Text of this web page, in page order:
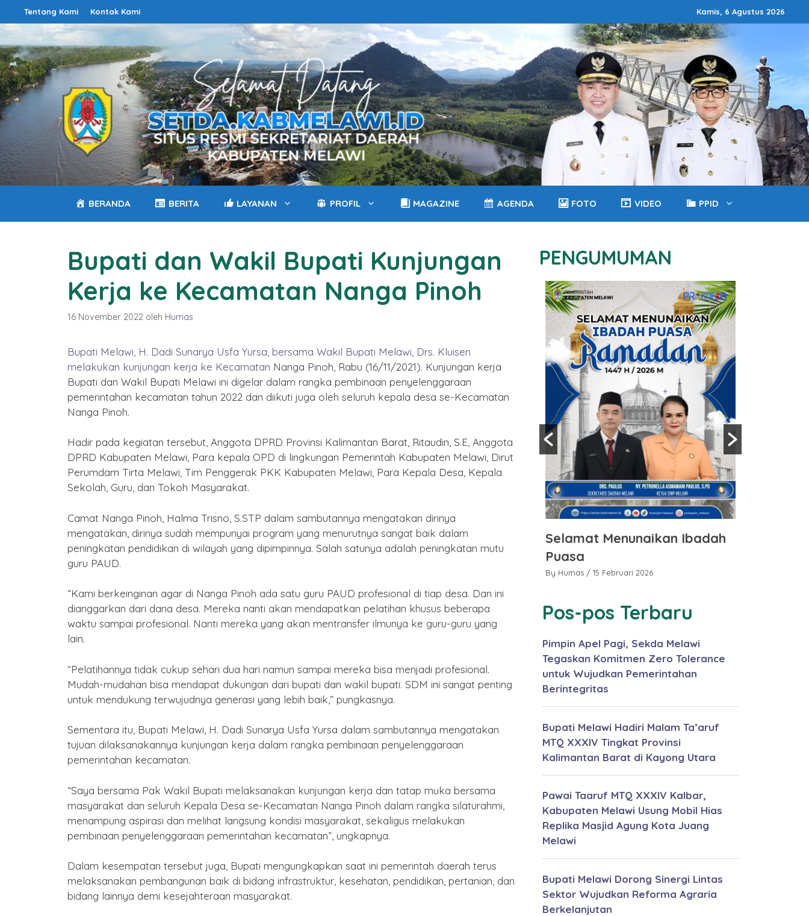
Langsung
ke
Tentang Kami Kontak Kami Kamis, 6 Agustus 2026
BERANDA BERITA LAYANAN PROFIL MAGAZINE AGENDA FOTO VIDEO PPID
Bupati dan Wakil Bupati Kunjungan
Kerja ke Kecamatan Nanga Pinoh
16 November 2022 oleh Humas
Bupati Melawi, H. Dadi Sunarya Usfa Yursa, bersama Wakil Bupati Melawi, Drs. Kluisen
melakukan kunjungan kerja ke Kecamatan Nanga Pinoh, Rabu (16/11/2021). Kunjungan kerja
Bupati dan Wakil Bupati Melawi ini digelar dalam rangka pembinaan penyelenggaraan
pemerintahan kecamatan tahun 2022 dan diikuti juga oleh seluruh kepala desa se-Kecamatan
Nanga Pinoh.
Hadir pada kegiatan tersebut, Anggota DPRD Provinsi Kalimantan Barat, Ritaudin, S.E, Anggota
DPRD Kabupaten Melawi, Para kepala OPD di lingkungan Pemerintah Kabupaten Melawi, Dirut
Perumdam Tirta Melawi, Tim Penggerak PKK Kabupaten Melawi, Para Kepala Desa, Kepala
Sekolah, Guru, dan Tokoh Masyarakat.
Camat Nanga Pinoh, Halma Trisno, S.STP dalam sambutannya mengatakan dirinya
mengatakan, dirinya sudah mempunyai program yang menurutnya sangat baik dalam
peningkatan pendidikan di wilayah yang dipimpinnya. Salah satunya adalah peningkatan mutu
guru PAUD.
“Kami berkeinginan agar di Nanga Pinoh ada satu guru PAUD profesional di tiap desa. Dan ini
dianggarkan dari dana desa. Mereka nanti akan mendapatkan pelatihan khusus beberapa
waktu sampai profesional. Nanti mereka yang akan mentransfer ilmunya ke guru-guru yang
lain.
“Pelatihannya tidak cukup sehari dua hari namun sampai mereka bisa menjadi profesional.
Mudah-mudahan bisa mendapat dukungan dari bupati dan wakil bupati. SDM ini sangat penting
untuk mendukung terwujudnya generasi yang lebih baik,” pungkasnya.
Sementara itu, Bupati Melawi, H. Dadi Sunarya Usfa Yursa dalam sambutannya mengatakan
tujuan dilaksanakannya kunjungan kerja dalam rangka pembinaan penyelenggaraan
pemerintahan kecamatan.
“Saya bersama Pak Wakil Bupati melaksanakan kunjungan kerja dan tatap muka bersama
masyarakat dan seluruh Kepala Desa se-Kecamatan Nanga Pinoh dalam rangka silaturahmi,
menampung aspirasi dan melihat langsung kondisi masyarakat, sekaligus melakukan
pembinaan penyelenggaraan pemerintahan kecamatan”, ungkapnya.
Dalam kesempatan tersebut juga, Bupati mengungkapkan saat ini pemerintah daerah terus
melaksanakan pembangunan baik di bidang infrastruktur, kesehatan, pendidikan, pertanian, dan
bidang lainnya demi kesejahteraan masyarakat.
PENGUMUMAN
Jadi ke-22
Selamat Tahun Baru Imlek
2577 Kongzili
Selamat Menunaikan Ibadah
Puasa
Selamat Menunaikan Ibadah
Puasa
By Humas / 15 Februari 2026
Pos-pos Terbaru
Pimpin Apel Pagi, Sekda Melawi
Tegaskan Komitmen Zero Tolerance
untuk Wujudkan Pemerintahan
Berintegritas
Bupati Melawi Hadiri Malam Ta’aruf
MTQ XXXIV Tingkat Provinsi
Kalimantan Barat di Kayong Utara
Pawai Taaruf MTQ XXXIV Kalbar,
Kabupaten Melawi Usung Mobil Hias
Replika Masjid Agung Kota Juang
Melawi
Bupati Melawi Dorong Sinergi Lintas
Sektor Wujudkan Reforma Agraria
Berkelanjutan